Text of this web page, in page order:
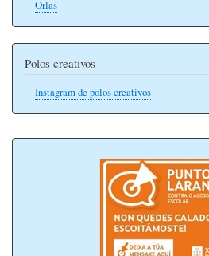
Orlas
Polos creativos
Instagram de polos creativos